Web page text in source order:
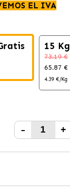
EL IVA
15 Kg
73.19 €
65.87 €
4.39 €/Kg
- +